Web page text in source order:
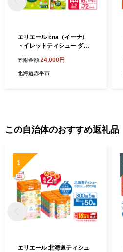
エリエール i:na（イーナ）
トイレットティシュー ダブ
ール 最短 10日以内配送 最短
配送 2倍巻 トイレットペーパ
寄附金額 24,000円
北海道赤平市
この自治体のおすすめ返礼品
1
エリエール 北海道ティシュ